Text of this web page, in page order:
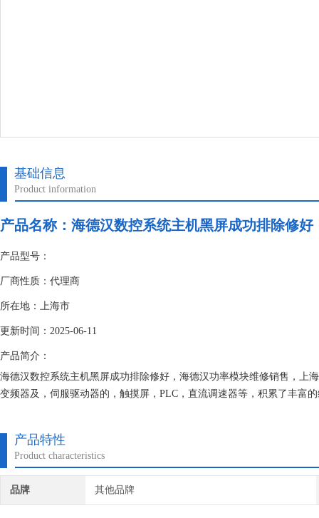
基础信息
Product information
产品名称： 海德汉数控系统主机黑屏成功排除修好
产品型号：
厂商性质：代理商
所在地：上海市
更新时间：2025-06-11
产品简介：
海德汉数控系统主机黑屏成功排除修好，海德汉功率模块维修销售，上
变频器及，伺服驱动器的，触摸屏，PLC，直流调速器等，积累了丰富
产品特性
Product characteristics
品牌 其他品牌